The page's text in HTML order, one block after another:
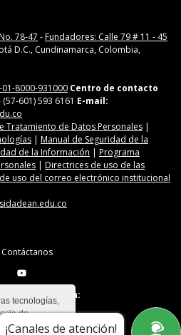
tecnologías,
de
en esta
¡Canales de atención!
78-47 -Fundadores: Calle 79 # 11 - 45
D.C., Cundinamarca, Colombia,
01-8000-931000 Centro de contacto
601) 593 6161 E-mail:
Tratamiento de Datos Personales |
| Manual de Seguridad de la
de la Información | Programa
| Directrices de uso de las
uso del correo electrónico institucional
nuestra app en: